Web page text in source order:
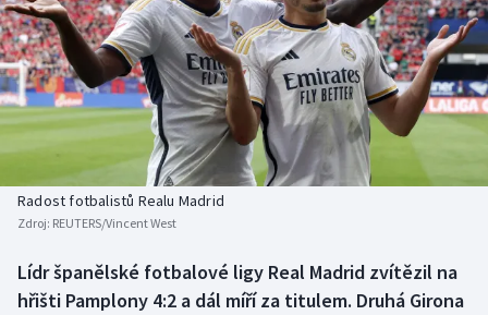
Americký fotbal
Baseball a softbal
Basketbal
Biatlon
Box
NEPŘEHLÉDNĚTE
Soutěže
Historické návraty
Aplikace ČT sport
Radost fotbalistů Realu Madrid
Zdroj: REUTERS/Vincent West
Lídr španělské fotbalové ligy Real Madrid zvítězil na
hřišti Pamplony 4:2 a dál míří za titulem. Druhá Girona